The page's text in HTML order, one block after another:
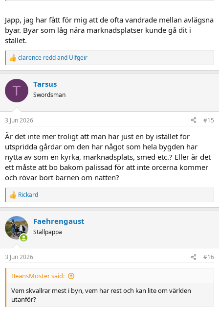
Japp, jag har fått för mig att de ofta vandrade mellan avlägsna
byar. Byar som låg nära marknadsplatser kunde gå dit i
stället.
R
e
c
i
s
clarence reddand Ulfgeir
T Tarsus
Swordsman
3 Jun 2026 #15
Är det inte mer troligt att man har just en by istället för
utspridda gårdar om den har något som hela bygden har
nytta av som en kyrka, marknadsplats, smed etc.? Eller är det
ett måste att bo bakom palissad för att inte orcerna kommer
och rövar bort barnen om natten?
R
e
c
t
i
s
:
Rickard
Faehrengaust
Stallpappa
3 Jun 2026 #16
BeansMoster said:
Vem skvallrar mest i byn, vem har rest och kan lite om världen
utanför?